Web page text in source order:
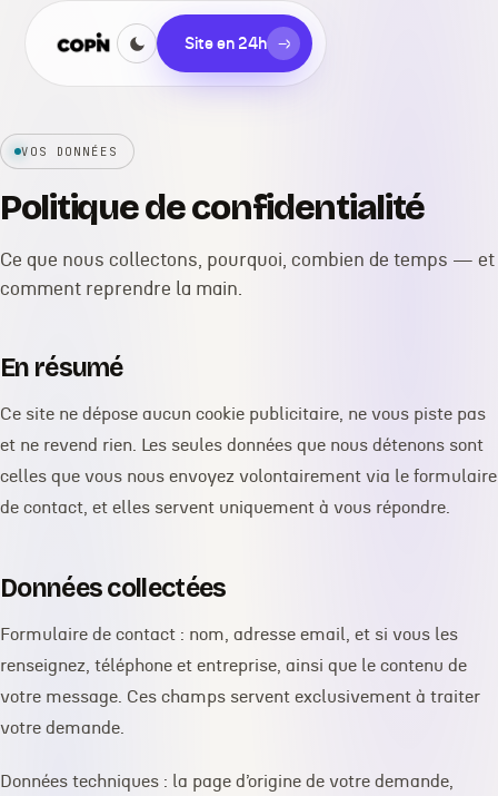
Site en 24h →
VOS DONNÉES
Politique de confidentialité
Ce que nous collectons, pourquoi, combien de temps — et
comment reprendre la main.
En résumé
Ce site ne dépose aucun cookie publicitaire, ne vous piste pas
et ne revend rien. Les seules données que nous détenons sont
celles que vous nous envoyez volontairement via le formulaire
de contact, et elles servent uniquement à vous répondre.
Données collectées
Formulaire de contact : nom, adresse email, et si vous les
renseignez, téléphone et entreprise, ainsi que le contenu de
votre message. Ces champs servent exclusivement à traiter
votre demande.
Données techniques : la page d’origine de votre demande,